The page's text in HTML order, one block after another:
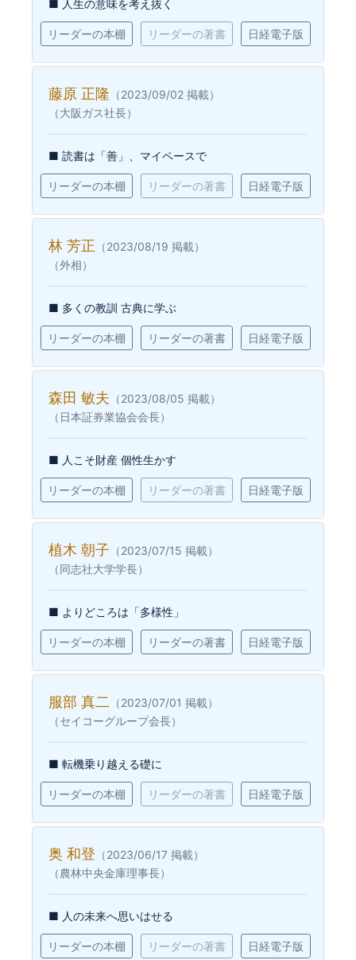
■ 人生の意味を考え抜く
リーダーの本棚 リーダーの著書 日経電子版
藤原 正隆 （2023/09/02 掲載）
（大阪ガス社長）
■ 読書は「善」、マイペースで
リーダーの本棚 リーダーの著書 日経電子版
林 芳正 （2023/08/19 掲載）
（外相）
■ 多くの教訓 古典に学ぶ
リーダーの本棚 リーダーの著書 日経電子版
森田 敏夫 （2023/08/05 掲載）
（日本証券業協会会長）
■ 人こそ財産 個性生かす
リーダーの本棚 リーダーの著書 日経電子版
植木 朝子 （2023/07/15 掲載）
（同志社大学学長）
■ よりどころは「多様性」
リーダーの本棚 リーダーの著書 日経電子版
服部 真二 （2023/07/01 掲載）
（セイコーグループ会長）
■ 転機乗り越える礎に
リーダーの本棚 リーダーの著書 日経電子版
奥 和登 （2023/06/17 掲載）
（農林中央金庫理事長）
■ 人の未来へ思いはせる
リーダーの本棚 リーダーの著書 日経電子版